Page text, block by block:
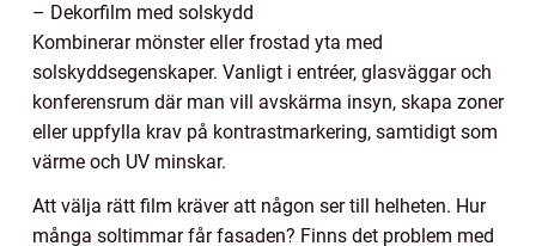
– Dekorfilm med solskydd
Kombinerar mönster eller frostad yta med
solskyddsegenskaper. Vanligt i entréer, glasväggar och
konferensrum där man vill avskärma insyn, skapa zoner
eller uppfylla krav på kontrastmarkering, samtidigt som
värme och UV minskar.
Att välja rätt film kräver att någon ser till helheten. Hur
många soltimmar får fasaden? Finns det problem med